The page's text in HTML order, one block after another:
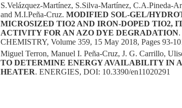
S.Velázquez-Martínez, S.Silva-Martínez, C.A.Pineda-
and M.I.Peña-Cruz. MODIFIED SOL-GEL/
MICROSIZED TIO2 AND IRON-DOPED TIO2,
ACTIVITY FOR AN AZO DYE DEGRADATION
CHEMISTRY, Volume 359, 15 May 2018, Pages 93-
Miguel Terron, Manuel I. Peña-Cruz, J. G. Carrillo,
TO DETERMINE ENERGY AVAILABILITY IN
HEATER. ENERGIES, DOI: 10.3390/en11020291